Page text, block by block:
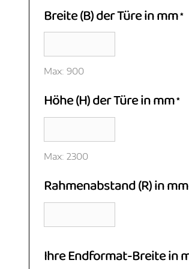
Breite (B) der Türe in mm*
Max: 900
Höhe (H) der Türe in mm*
Max: 2300
Rahmenabstand (R) in mm
Ihre Endformat-Breite in